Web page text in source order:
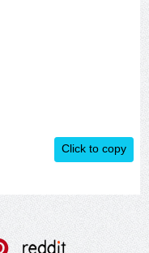
Click to copy